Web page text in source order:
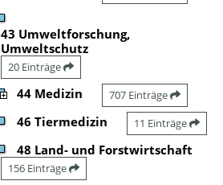
43 Umweltforschung,
Umweltschutz
20 Einträge
44 Medizin 707 Einträge
46 Tiermedizin 11 Einträge
48 Land- und Forstwirtschaft
156 Einträge